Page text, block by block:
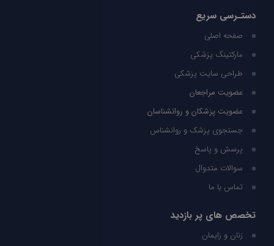
دستـرسی سریع
صفحه اصلی
مارکتینگ پزشکی
طراحی سایت پزشکی
عضویت مراجعان
عضویت پزشکان و روانشناسان
جستجوی پزشک و روانشناس
پرسش و پاسخ
سوالات متدوال
تماس با ما
تخصص های پر بازدید
زنان و زایمان